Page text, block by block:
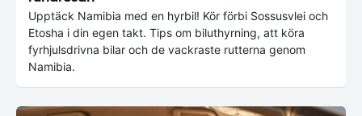
Upptäck Namibia med en hyrbil! Kör förbi Sossusvlei och
Etosha i din egen takt. Tips om biluthyrning, att köra
fyrhjulsdrivna bilar och de vackraste rutterna genom
Namibia.